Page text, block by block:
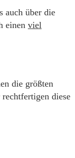
auch über die
einen viel
die größten
diese